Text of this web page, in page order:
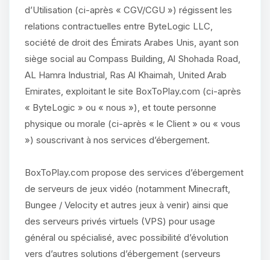
d’Utilisation (ci-après « CGV/CGU ») régissent les
relations contractuelles entre ByteLogic LLC,
société de droit des Émirats Arabes Unis, ayant son
siège social au Compass Building, Al Shohada Road,
AL Hamra Industrial, Ras Al Khaimah, United Arab
Emirates, exploitant le site BoxToPlay.com (ci-après
« ByteLogic » ou « nous »), et toute personne
physique ou morale (ci-après « le Client » ou « vous
») souscrivant à nos services d’ébergement.
BoxToPlay.com propose des services d’ébergement
de serveurs de jeux vidéo (notamment Minecraft,
Bungee / Velocity et autres jeux à venir) ainsi que
des serveurs privés virtuels (VPS) pour usage
général ou spécialisé, avec possibilité d’évolution
vers d’autres solutions d’ébergement (serveurs